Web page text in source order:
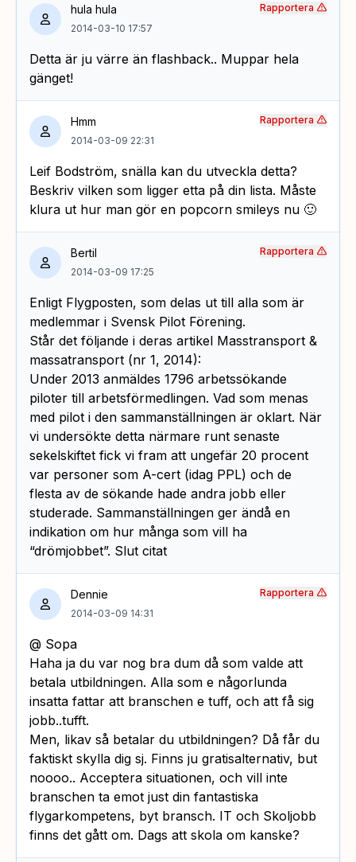
hula hula
2014-03-10 17:57
Detta är ju värre än flashback.. Muppar hela
gänget!
Rapportera
Hmm
2014-03-09 22:31
Leif Bodström, snälla kan du utveckla detta?
Beskriv vilken som ligger etta på din lista. Måste
klura ut hur man gör en popcorn smileys nu 🙂
Rapportera
Bertil
2014-03-09 17:25
Enligt Flygposten, som delas ut till alla som är
medlemmar i Svensk Pilot Förening.
Står det följande i deras artikel Masstransport &
massatransport (nr 1, 2014):
Under 2013 anmäldes 1796 arbetssökande
piloter till arbetsförmedlingen. Vad som menas
med pilot i den sammanställningen är oklart. När
vi undersökte detta närmare runt senaste
sekelskiftet fick vi fram att ungefär 20 procent
var personer som A-cert (idag PPL) och de
flesta av de sökande hade andra jobb eller
studerade. Sammanställningen ger ändå en
indikation om hur många som vill ha
“drömjobbet”. Slut citat
Rapportera
Dennie
2014-03-09 14:31
@ Sopa
Haha ja du var nog bra dum då som valde att
betala utbildningen. Alla som e någorlunda
insatta fattar att branschen e tuff, och att få sig
jobb..tufft.
Men, likav så betalar du utbildningen? Då får du
faktiskt skylla dig sj. Finns ju gratisalternativ, but
noooo.. Acceptera situationen, och vill inte
branschen ta emot just din fantastiska
flygarkompetens, byt bransch. IT och Skoljobb
finns det gått om. Dags att skola om kanske?
Rapportera